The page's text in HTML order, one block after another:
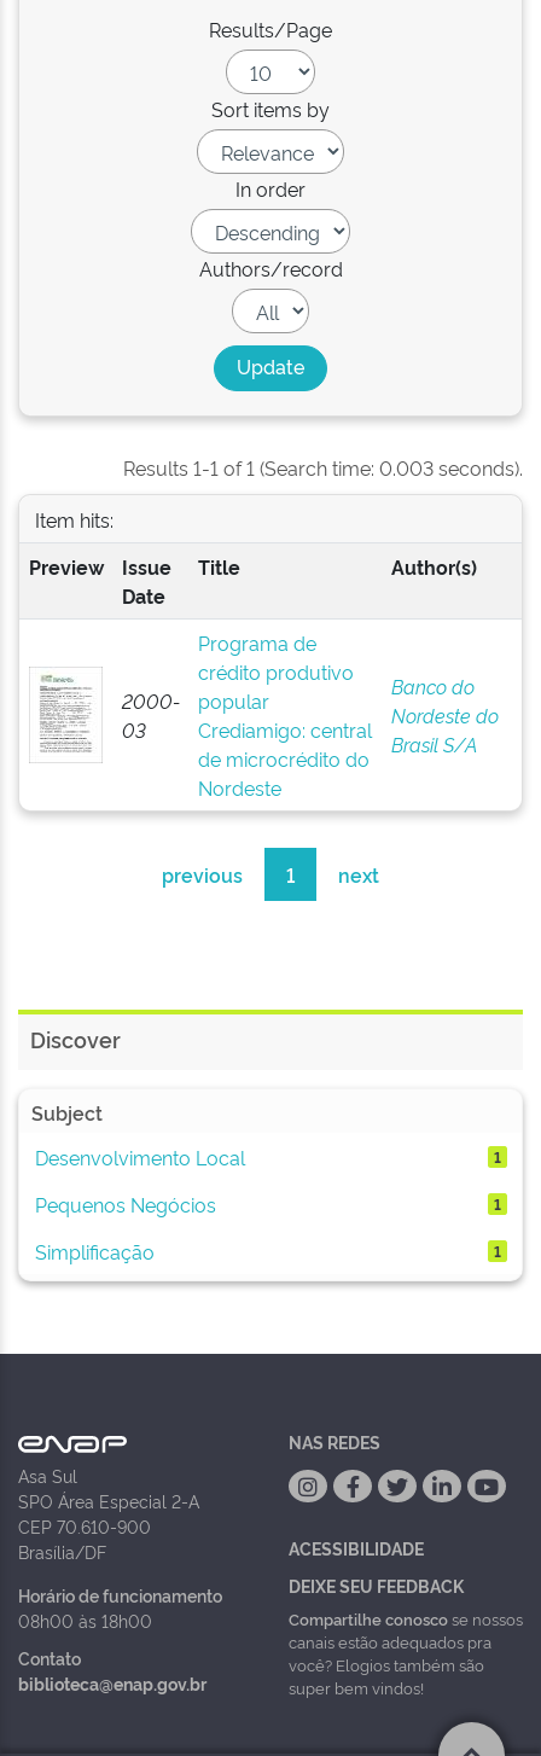
Results/Page
Sort items by
In order
Authors/record
Results 1-1 of 1 (Search time: 0.003 seconds).
Item hits:
Preview
Issue
Date
Title Author(s)
2000-
03
Programa de
crédito produtivo
popular
Crediamigo: central
de microcrédito do
Nordeste
Banco do
Nordeste do
Brasil S/A
previous 1 next
Discover
Subject
Desenvolvimento Local
1
Pequenos Negócios 1
Simplificação 1
Asa Sul
SPO Área Especial 2-A
CEP 70.610-900
Brasília/DF
Horário de funcionamento
08h00 às 18h00
Contato
biblioteca@enap.gov.br
NAS REDES
ACESSIBILIDADE
DEIXE SEU FEEDBACK
Compartilhe conoscose nossos
canais estão adequados pra
você? Elogios também são
super bem vindos!